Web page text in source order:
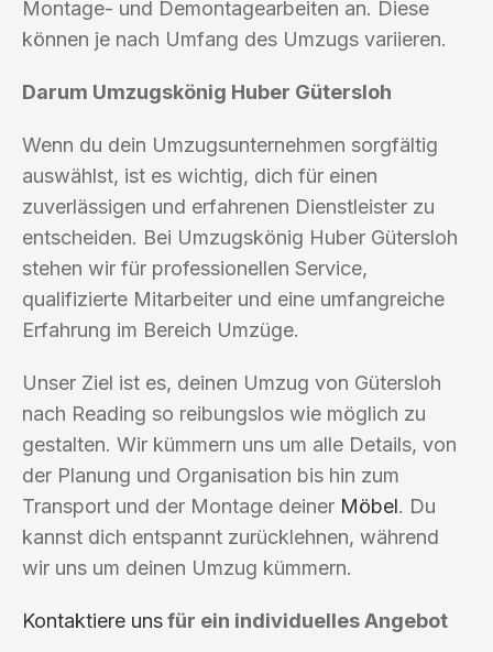
Montage- und Demontagearbeiten an. Diese
können je nach Umfang des Umzugs variieren.
Darum Umzugskönig Huber Gütersloh
Wenn du dein Umzugsunternehmen sorgfältig
auswählst, ist es wichtig, dich für einen
zuverlässigen und erfahrenen Dienstleister zu
entscheiden. Bei Umzugskönig Huber Gütersloh
stehen wir für professionellen Service,
qualifizierte Mitarbeiter und eine umfangreiche
Erfahrung im Bereich Umzüge.
Unser Ziel ist es, deinen Umzug von Gütersloh
nach Reading so reibungslos wie möglich zu
gestalten. Wir kümmern uns um alle Details, von
der Planung und Organisation bis hin zum
Transport und der Montage deiner Möbel. Du
kannst dich entspannt zurücklehnen, während
wir uns um deinen Umzug kümmern.
Kontaktiere unsfür ein individuelles Angebot